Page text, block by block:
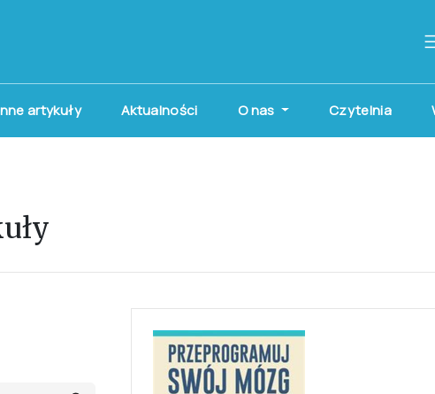
artykuły Aktualności O nas Czytelnia